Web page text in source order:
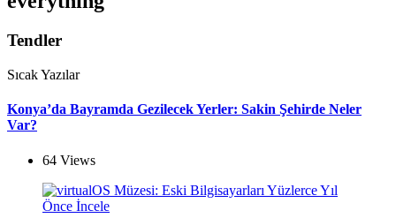
Tendler
Sıcak Yazılar
Konya’da Bayramda Gezilecek Yerler: Sakin Şehirde Neler
Var?
64 Views